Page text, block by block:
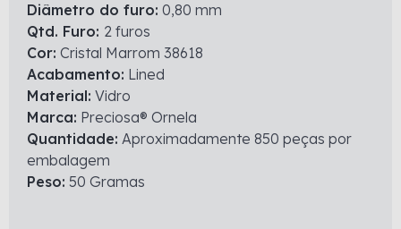
Diâmetro do furo: 0,80 mm
Qtd. Furo: 2 furos
Cor: Cristal Marrom 38618
Acabamento: Lined
Material: Vidro
Marca: Preciosa® Ornela
Quantidade: Aproximadamente 850 peças por
embalagem
Peso: 50 Gramas